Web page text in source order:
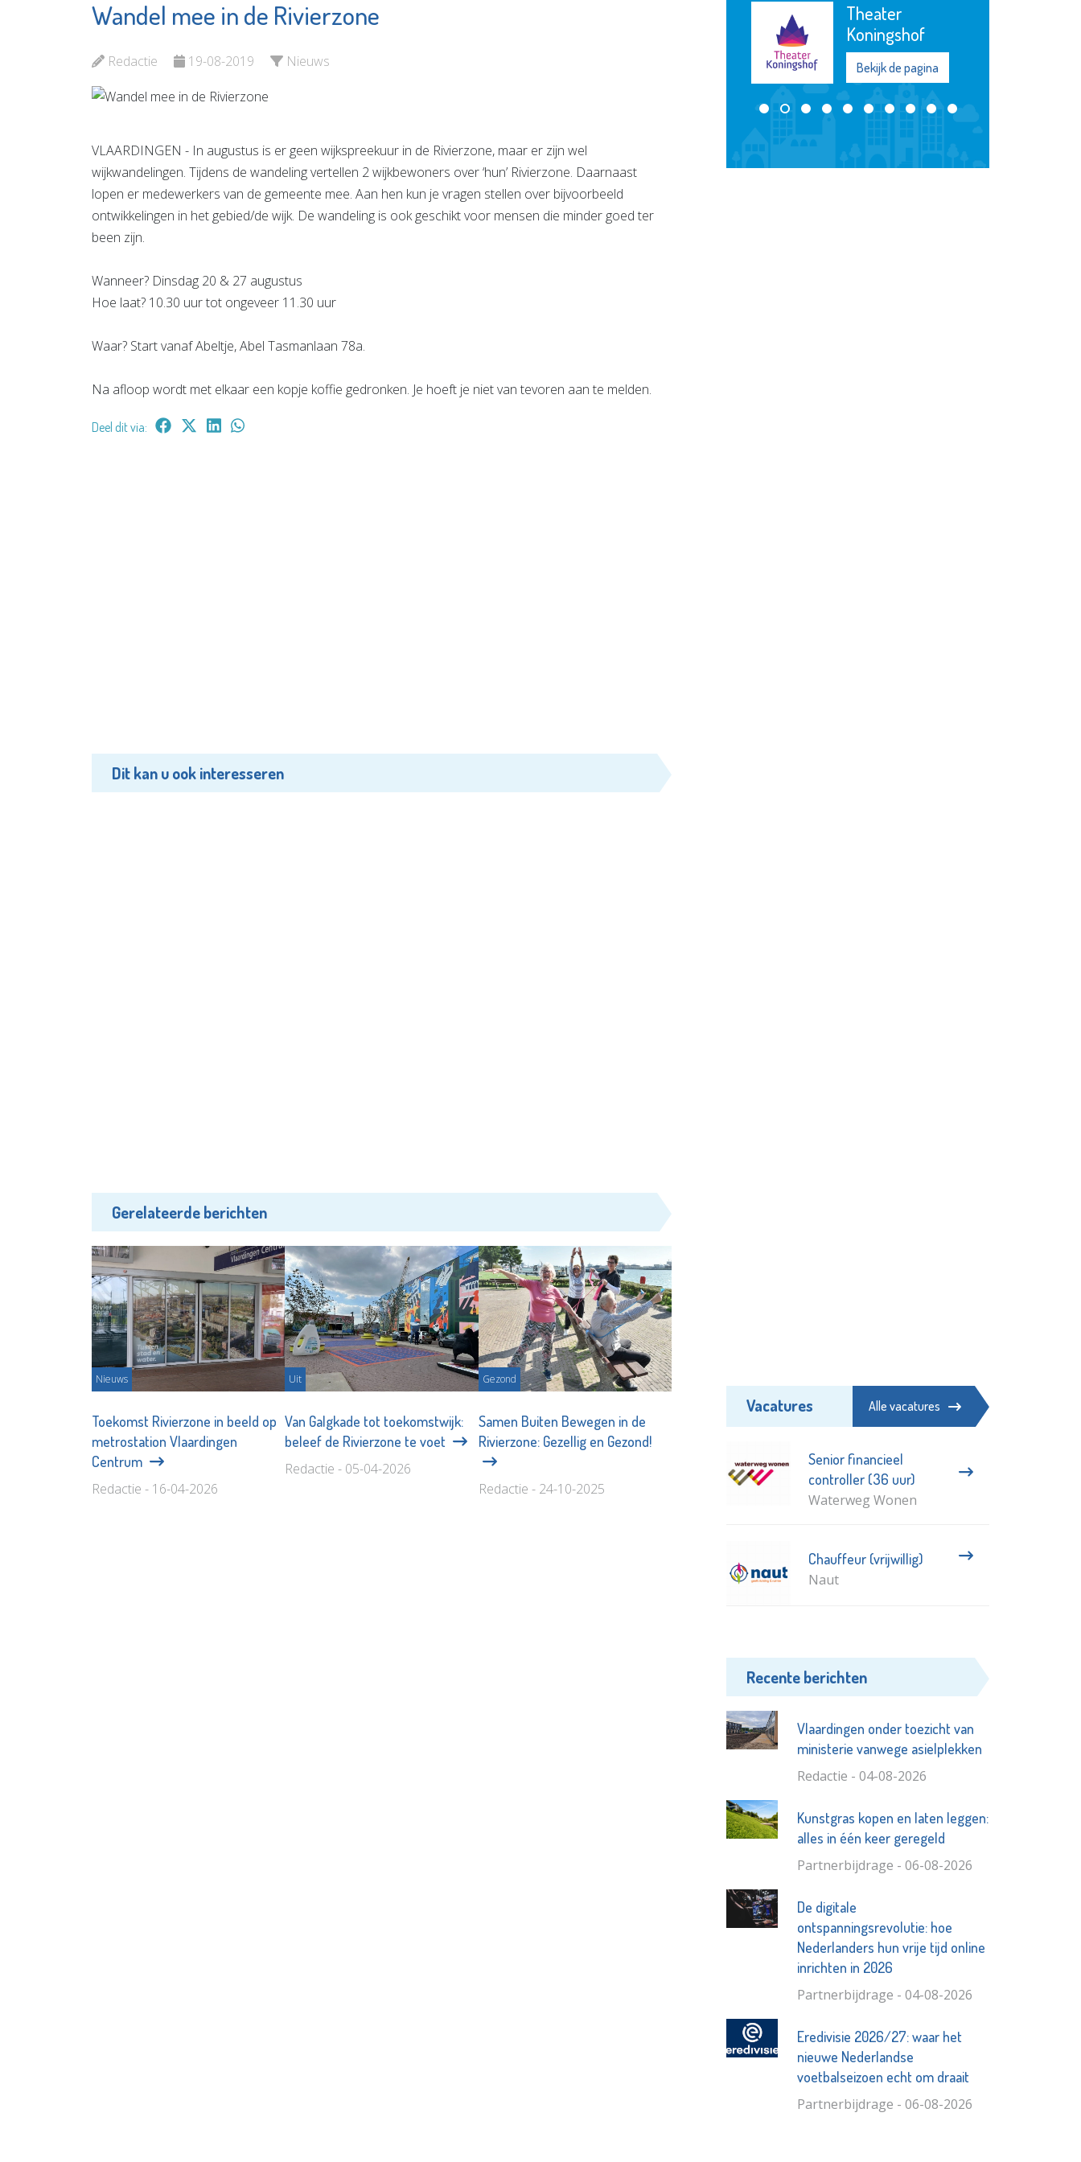
Wandel mee in de Rivierzone
Redactie 19-08-2019 Nieuws
VLAARDINGEN - In augustus is er geen wijkspreekuur in de Rivierzone, maar er zijn wel
wijkwandelingen. Tijdens de wandeling vertellen 2 wijkbewoners over ‘hun’ Rivierzone. Daarnaast
lopen er medewerkers van de gemeente mee. Aan hen kun je vragen stellen over bijvoorbeeld
ontwikkelingen in het gebied/de wijk. De wandeling is ook geschikt voor mensen die minder goed ter
been zijn.
Wanneer? Dinsdag 20 & 27 augustus
Hoe laat? 10.30 uur tot ongeveer 11.30 uur
Waar? Start vanaf Abeltje, Abel Tasmanlaan 78a.
Na afloop wordt met elkaar een kopje koffie gedronken. Je hoeft je niet van tevoren aan te melden.
Deel dit via:
Dit kan u ook interesseren
Gerelateerde berichten
Nieuws
Toekomst Rivierzone in beeld op
metrostation Vlaardingen
Centrum
Redactie - 16-04-2026
Uit
Van Galgkade tot toekomstwijk:
beleef de Rivierzone te voet
Redactie - 05-04-2026
Gezond
Samen Buiten Bewegen in de
Rivierzone: Gezellig en Gezond!
Redactie - 24-10-2025
Totaal-Beter
Bekijk de pagina
Minters
Bekijk de pagina
Theater
Koningshof
Bekijk de pagina
Vacatures Alle vacatures
Senior financieel
controller (36 uur)
Waterweg Wonen
Chauffeur (vrijwillig)
Naut
Recente berichten
Vlaardingen onder toezicht van
ministerie vanwege asielplekken
Redactie - 04-08-2026
Kunstgras kopen en laten leggen:
alles in één keer geregeld
Partnerbijdrage - 06-08-2026
De digitale
ontspanningsrevolutie: hoe
Nederlanders hun vrije tijd online
inrichten in 2026
Partnerbijdrage - 04-08-2026
Eredivisie 2026/27: waar het
nieuwe Nederlandse
voetbalseizoen echt om draait
Partnerbijdrage - 06-08-2026